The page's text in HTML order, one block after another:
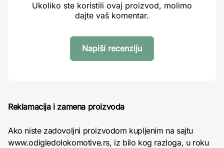
Ukoliko ste koristili ovaj proizvod, molimo
dajte vaš komentar.
Napiši recenziju
Reklamacija i zamena proizvoda
Ako niste zadovoljni proizvodom kupljenim na sajtu
www.odigledolokomotive.rs, iz bilo kog razloga, u roku